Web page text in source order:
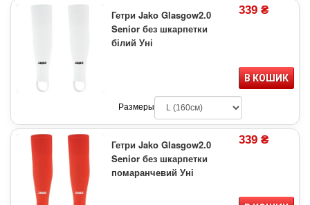
Гетри Jako Glasgow2.0
Senior без шкарпетки
білий Уні
339 ₴
В КОШИК
Размеры
Гетри Jako Glasgow2.0
Senior без шкарпетки
помаранчевий Уні
339 ₴